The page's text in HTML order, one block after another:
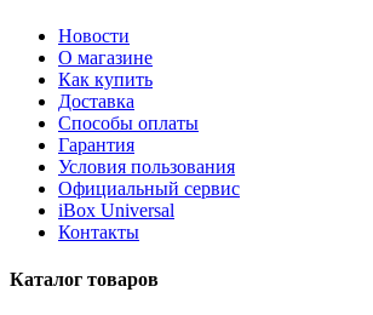
Новости
О магазине
Как купить
Доставка
Способы оплаты
Гарантия
Условия пользования
Официальный сервис
iBox Universal
Контакты
Каталог товаров